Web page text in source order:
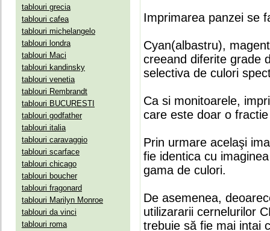
tablouri grecia
tablouri cafea
tablouri michelangelo
tablouri londra
tablouri Maci
tablouri kandinsky
tablouri venetia
tablouri Rembrandt
tablouri BUCURESTI
tablouri godfather
tablouri italia
tablouri caravaggio
tablouri scarface
tablouri chicago
tablouri boucher
tablouri fragonard
tablouri Marilyn Monroe
tablouri da vinci
tablouri roma
Imprimarea panzei se
Cyan(albastru),
creeand diferite grade
selectiva de culori
Ca si monitoarele,
care este doar o
Prin urmare acelaşi
fie identica cu
gama de culori.
De asemenea,
utilizararii cernelurilor
trebuie să fie mai intai